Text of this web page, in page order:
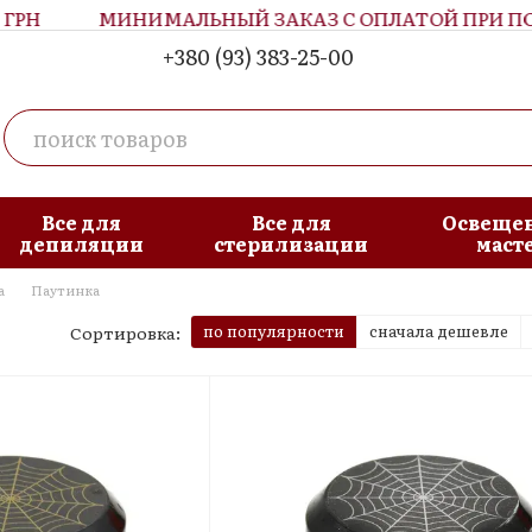
МИНИМАЛЬНЫЙ ЗАКАЗ С ОПЛАТОЙ ПРИ
+380 (93) 383-25-00
Все для
депиляции
Все для
стерилизации
Паутинка
Сортировка: по популярности сначала дешевле